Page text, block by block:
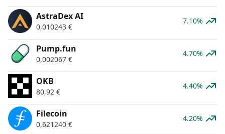
AstraDex AI
0,010243 €
7.10%
Pump.fun
0,002067 €
4.70%
OKB
80,92 €
4.40%
Filecoin
0,621240 €
4.20%